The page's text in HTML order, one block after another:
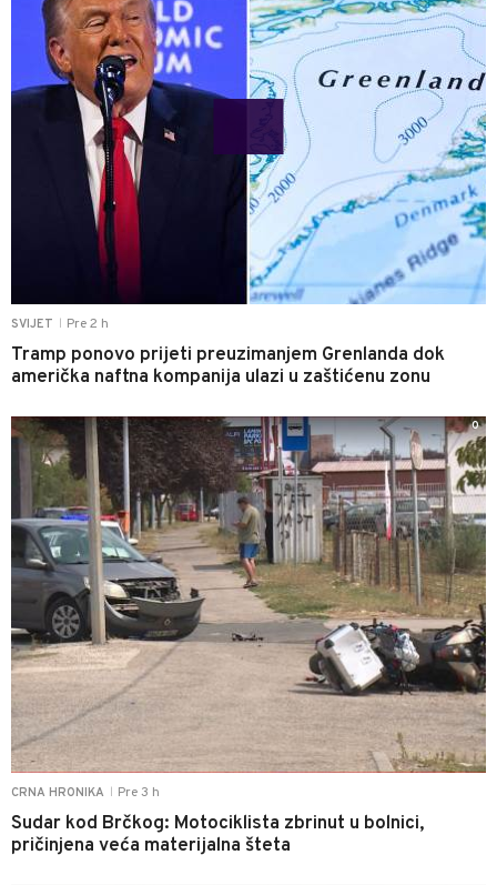
SVIJET Pre 2 h
Tramp ponovo prijeti preuzimanjem Grenlanda dok
američka naftna kompanija ulazi u zaštićenu zonu
CRNA HRONIKA Pre 3 h
Sudar kod Brčkog: Motociklista zbrinut u bolnici,
pričinjena veća materijalna šteta
0